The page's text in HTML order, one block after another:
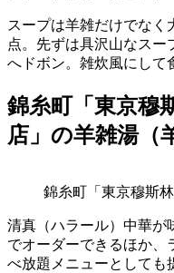
スープは羊雑だけでなく
点。先ずは具沢山なスー
へドボン。雑炊風にして
錦糸町「東京穆
店」の羊雑湯（
錦糸町「東京穆斯
清真（ハラール）中華が
でオーダーできるほか、
べ放題メニューとしても